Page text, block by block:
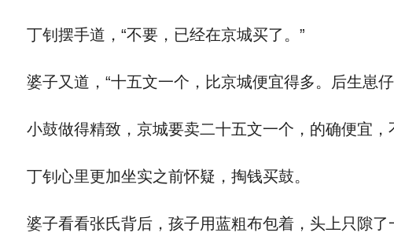
丁钊摆手道，“不要，已经在京城买了。”
婆子又道，“十五文一个，比京城便宜得多。后生崽
小鼓做得精致，京城要卖二十五文一个，的确便宜，
丁钊心里更加坐实之前怀疑，掏钱买鼓。
婆子看看张氏背后，孩子用蓝粗布包着，头上只隙了